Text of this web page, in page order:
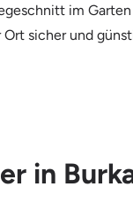
im
sicher und
in